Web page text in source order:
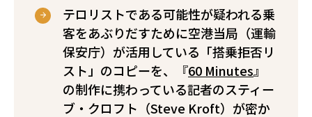
テロリストである可能性が疑われる乗
客をあぶりだすために空港当局（運輸
保安庁）が活用している「搭乗拒否リ
スト」のコピーを、『60 Minutes』
の制作に携わっている記者のスティー
ブ・クロフト（Steve Kroft）が密か